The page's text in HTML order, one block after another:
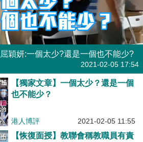
穎妍:一個太少?還是一個也不能少?
2021-02-05 17:54
【獨家文章】一個太少？還是一個
也不能少？
港人博評 2021-02-05 11:55
【恢復面授】教聯會稱教職員有責